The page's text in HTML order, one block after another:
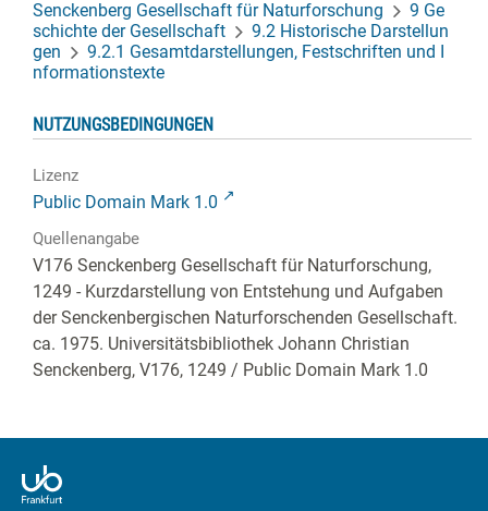
Senckenberg Gesellschaft für Naturforschung
9 Ge
schichte der Gesellschaft
9.2 Historische Darstellun
gen
9.2.1 Gesamtdarstellungen, Festschriften und I
nformationstexte
NUTZUNGSBEDINGUNGEN
Lizenz
Public Domain Mark 1.0
Quellenangabe
V176 Senckenberg Gesellschaft für Naturforschung,
1249 - Kurzdarstellung von Entstehung und Aufgaben
der Senckenbergischen Naturforschenden Gesellschaft.
ca. 1975. Universitätsbibliothek Johann Christian
Senckenberg, V176, 1249 / Public Domain Mark 1.0